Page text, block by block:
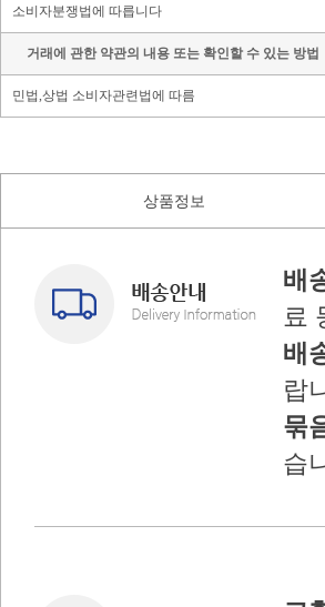
소비자분쟁법에 따릅니다
거래에 관한 약관의 내용 또는 확인할 수 있는 방법
민법,상법 소비자관련법에 따름
상품정보
배
료
배
랍
묶
습